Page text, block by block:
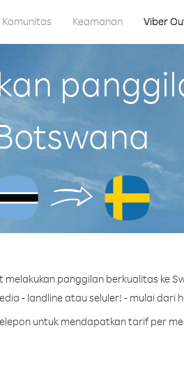
Komunitas Keamanan Viber
melakukan panggilan berkualitas ke
- landline atau seluler! - mulai dari
untuk mendapatkan tarif per